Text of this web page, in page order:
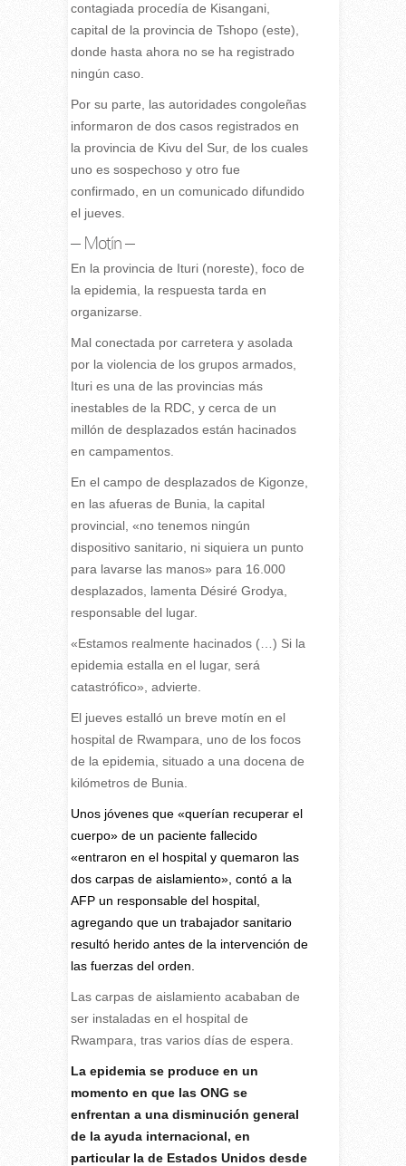
contagiada procedía de Kisangani,
capital de la provincia de Tshopo (este),
donde hasta ahora no se ha registrado
ningún caso.
Por su parte, las autoridades congoleñas
informaron de dos casos registrados en
la provincia de Kivu del Sur, de los cuales
uno es sospechoso y otro fue
confirmado, en un comunicado difundido
el jueves.
– Motín –
En la provincia de Ituri (noreste), foco de
la epidemia, la respuesta tarda en
organizarse.
Mal conectada por carretera y asolada
por la violencia de los grupos armados,
Ituri es una de las provincias más
inestables de la RDC, y cerca de un
millón de desplazados están hacinados
en campamentos.
En el campo de desplazados de Kigonze,
en las afueras de Bunia, la capital
provincial, «no tenemos ningún
dispositivo sanitario, ni siquiera un punto
para lavarse las manos» para 16.000
desplazados, lamenta Désiré Grodya,
responsable del lugar.
«Estamos realmente hacinados (…) Si la
epidemia estalla en el lugar, será
catastrófico», advierte.
El jueves estalló un breve motín en el
hospital de Rwampara, uno de los focos
de la epidemia, situado a una docena de
kilómetros de Bunia.
Unos jóvenes que «querían recuperar el
cuerpo» de un paciente fallecido
«entraron en el hospital y quemaron las
dos carpas de aislamiento», contó a la
AFP un responsable del hospital,
agregando que un trabajador sanitario
resultó herido antes de la intervención de
las fuerzas del orden.
Las carpas de aislamiento acababan de
ser instaladas en el hospital de
Rwampara, tras varios días de espera.
La epidemia se produce en un
momento en que las ONG se
enfrentan a una disminución general
de la ayuda internacional, en
particular la de Estados Unidos desde